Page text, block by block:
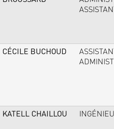
CÉCILE BUCHOUD
KATELL CHAILLOU